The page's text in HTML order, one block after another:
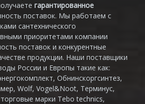
гарантированное
поставок. Мы работаем с
сантехнического
приоритетами компании
поставок и конкурентные
продукции. Наши поставщики
России и Европы такие как:
Обнинскоргсинтез,
Wolf, Vogel&Noot, Терминус,
марки Tebo technics,